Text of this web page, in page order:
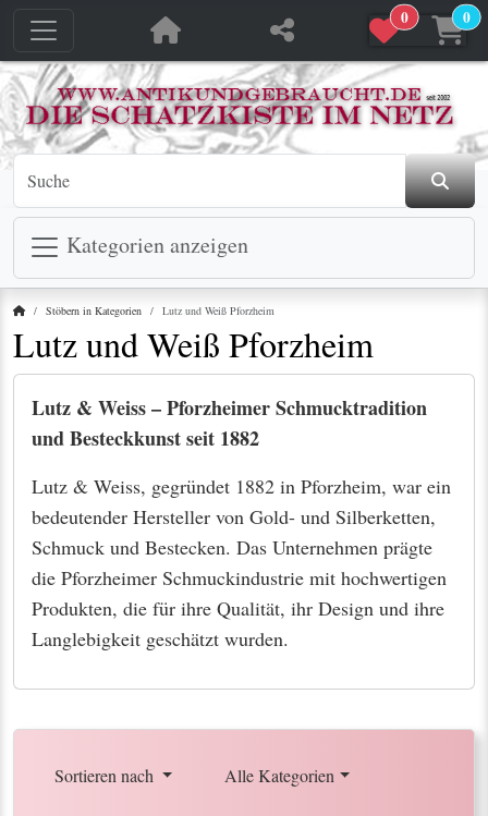
0 0
Kategorien anzeigen
StartseiteStöbern in Kategorien Lutz und Weiß Pforzheim
Lutz und Weiß Pforzheim
Lutz & Weiss – Pforzheimer Schmucktradition
und Besteckkunst seit 1882
Lutz & Weiss, gegründet 1882 in Pforzheim, war ein
bedeutender Hersteller von Gold- und Silberketten,
Schmuck und Bestecken. Das Unternehmen prägte
die Pforzheimer Schmuckindustrie mit hochwertigen
Produkten, die für ihre Qualität, ihr Design und ihre
Langlebigkeit geschätzt wurden.
Sortieren nach Alle Kategorien